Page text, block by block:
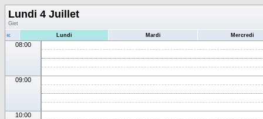
Lundi 4 Juillet
Giet
« Lundi Mardi Mercredi
08:00
09:00
10:00